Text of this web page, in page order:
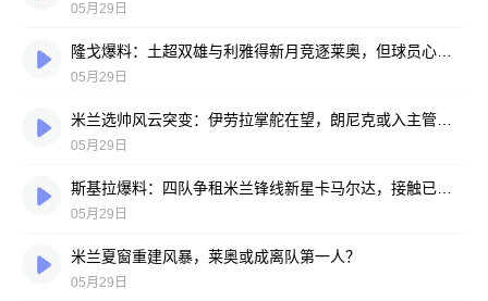
05月29日
05月29日
05月29日
05月29日
米兰夏窗重建风暴，莱奥或成离队第一人？
05月29日